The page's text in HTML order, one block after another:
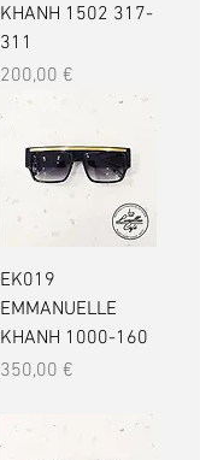
KHANH 1502 317-
311
Prix
200,00 €
EK019
EMMANUELLE
KHANH 1000-160
Prix
350,00 €